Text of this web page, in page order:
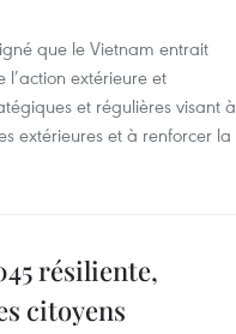
que le Vietnam entrait
extérieure et
et régulières visant à
extérieures et à renforcer la
résiliente,
citoyens